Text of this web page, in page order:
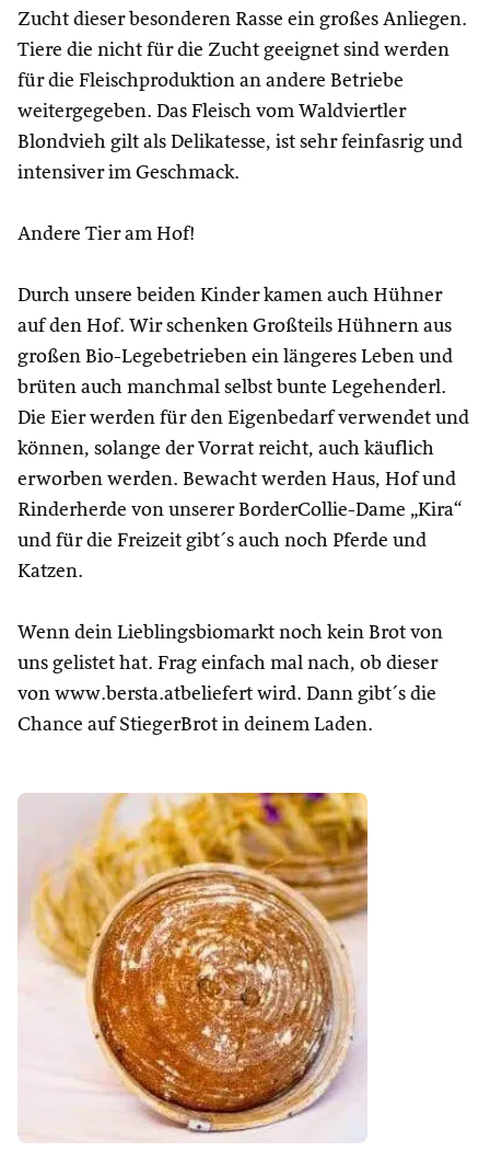
Zucht dieser besonderen Rasse ein großes Anliegen.
Tiere die nicht für die Zucht geeignet sind werden
für die Fleischproduktion an andere Betriebe
weitergegeben. Das Fleisch vom Waldviertler
Blondvieh gilt als Delikatesse, ist sehr feinfasrig und
intensiver im Geschmack.
Andere Tier am Hof!
Durch unsere beiden Kinder kamen auch Hühner
auf den Hof. Wir schenken Großteils Hühnern aus
großen Bio-Legebetrieben ein längeres Leben und
brüten auch manchmal selbst bunte Legehenderl.
Die Eier werden für den Eigenbedarf verwendet und
können, solange der Vorrat reicht, auch käuflich
erworben werden. Bewacht werden Haus, Hof und
Rinderherde von unserer BorderCollie-Dame „Kira“
und für die Freizeit gibt´s auch noch Pferde und
Katzen.
Wenn dein Lieblingsbiomarkt noch kein Brot von
uns gelistet hat. Frag einfach mal nach, ob dieser
von www.bersta.atbeliefert wird. Dann gibt´s die
Chance auf StiegerBrot in deinem Laden.